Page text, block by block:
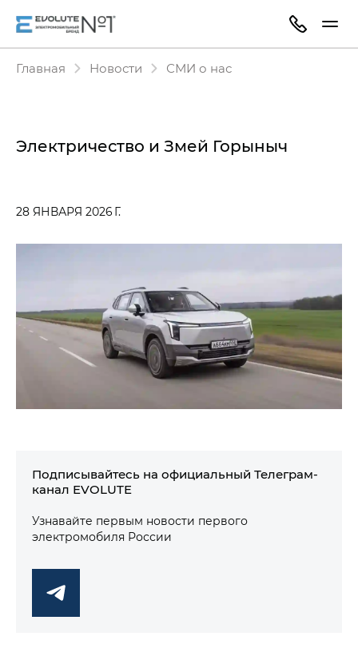
Главная Новости СМИ о нас
Электричество и Змей Горыныч
28 ЯНВАРЯ 2026 Г.
Подписывайтесь на официальный Телеграм-
канал EVOLUTE
Узнавайте первым новости первого
электромобиля России